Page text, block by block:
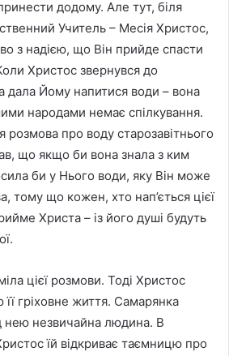
додому. Але тут, біля
Учитель – Месія Христос,
з надією, що Він прийде спасти
Христос звернувся до
дала Йому напитися води – вона
народами немає спілкування.
розмова про воду старозавітнього
що якщо би вона знала з ким
би у Нього води, яку Він може
тому що кожен, хто нап’ється цієї
Христа – із його душі будуть
цієї розмови. Тоді Христос
гріховне життя. Самарянка
нею незвичайна людина. В
їй відкриває таємницю про